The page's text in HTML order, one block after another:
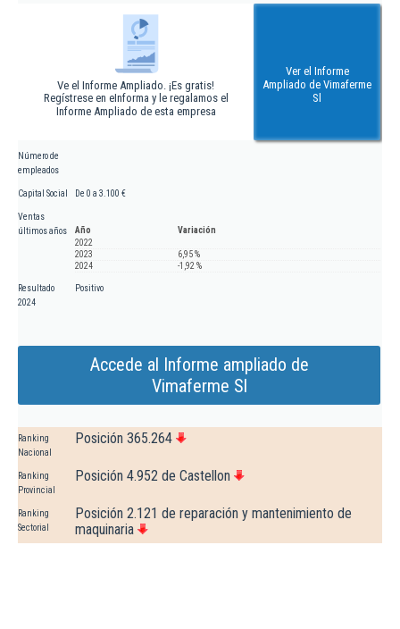
Ve el Informe Ampliado. ¡Es gratis!
Regístrese en eInforma y le regalamos el
Informe Ampliado de esta empresa
Ver el Informe
Ampliado de Vimaferme
Sl
Número de
empleados
Capital Social De 0 a 3.100 €
Ventas
últimos años
Año
Variación
2022
2023
6,95 %
2024
-1,92 %
Resultado
2024
Positivo
Accede al Informe ampliado de
Vimaferme Sl
Ranking
Nacional
Posición 365.264
Ranking
Provincial
Posición 4.952 de Castellon
Ranking
Sectorial
Posición 2.121 de reparación y mantenimiento de
maquinaria